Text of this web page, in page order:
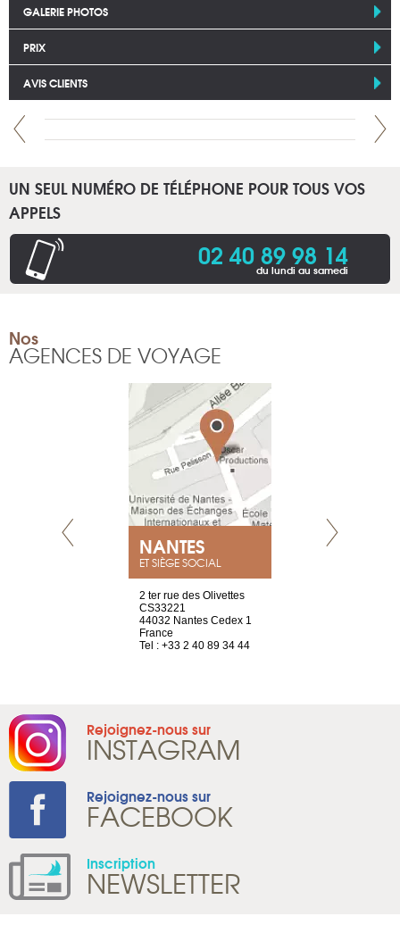
GALERIE PHOTOS
PRIX
AVIS CLIENTS
UN SEUL NUMÉRO DE TÉLÉPHONE POUR TOUS VOS
APPELS
02 40 89 98 14
du lundi au samedi
Nos
AGENCES DE VOYAGE
NANTES
ET SIÈGE SOCIAL
2 ter rue des Olivettes
CS33221
44032 Nantes Cedex 1
France
Tel : +33 2 40 89 34 44
Rejoignez-nous sur
INSTAGRAM
Rejoignez-nous sur
FACEBOOK
Inscription
NEWSLETTER